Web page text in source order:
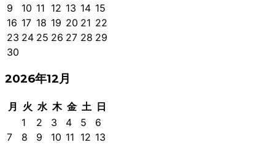
9
10 11 12 13 14 15
16 17 18 19 20 21 22
23 24 25 26 27 28 29
30
2026年12月
月 火 水 木 金 土 日
1
2 3 4 5
6
7
8 9 10 11 12 13